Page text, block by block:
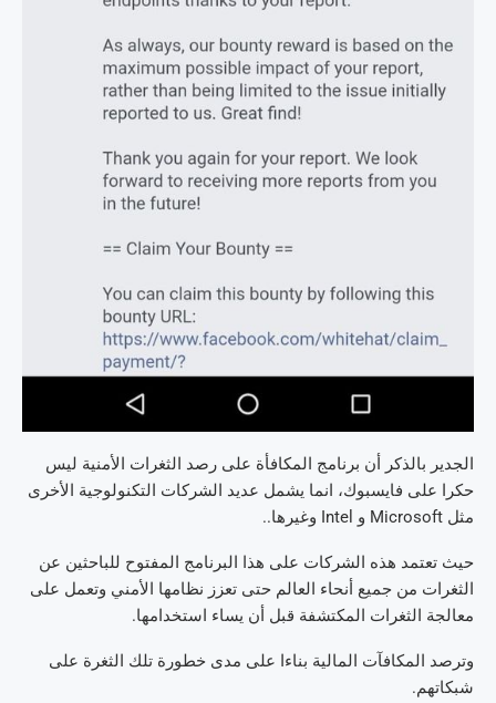
الجدير بالذكر أن برنامج المكافأة على رصد الثغرات الأمنية ليس
حكرا على فايسبوك، انما يشمل عديد الشركات التكنولوجية الأخرى
مثل Microsoft و Intel وغيرها..
حيث تعتمد هذه الشركات على هذا البرنامج المفتوح للباحثين عن
الثغرات من جميع أنحاء العالم حتى تعزز نظامها الأمني وتعمل على
معالجة الثغرات المكتشفة قبل أن يساء استخدامها.
وترصد المكافآت المالية بناءا على مدى خطورة تلك الثغرة على
شبكاتهم.